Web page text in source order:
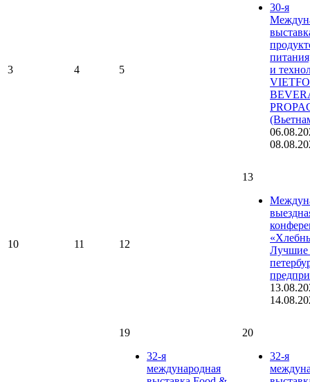
3 4 5
30-я
и
10 11 12
13
Лучшие
19
32-я
международная
20
32-я